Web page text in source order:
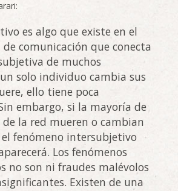
es algo que existe en el
de comunicación que conecta
de muchos
solo individuo cambia sus
ello tiene poca
embargo, si la mayoría de
la red mueren o cambian
el fenómeno intersubjetivo
Los fenómenos
no son ni fraudes malévolos
Existen de una